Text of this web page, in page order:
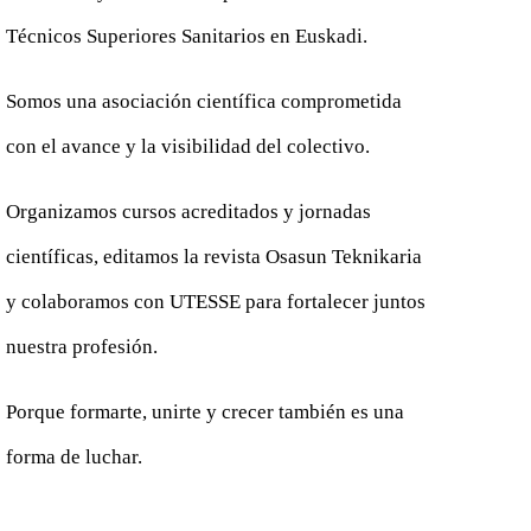
Técnicos Superiores Sanitarios en Euskadi.
Somos una asociación científica comprometida
con el avance y la visibilidad del colectivo.
Organizamos cursos acreditados y jornadas
científicas, editamos la revista Osasun Teknikaria
y colaboramos con UTESSE para fortalecer juntos
nuestra profesión.
Porque formarte, unirte y crecer también es una
forma de luchar.